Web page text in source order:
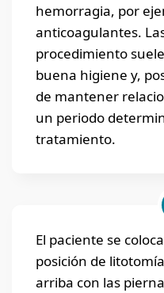
hemorragia, por
anticoagulantes.
procedimiento
buena higiene y,
de mantener
un periodo
tratamiento.
El paciente se
posición de
arriba con las